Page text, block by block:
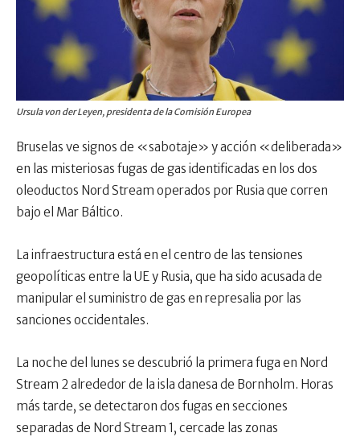
Ursula von der Leyen, presidenta de la Comisión Europea
Bruselas ve signos de «sabotaje» y acción «deliberada»
en las misteriosas fugas de gas identificadas en los dos
oleoductos Nord Stream operados por Rusia que corren
bajo el Mar Báltico.
La infraestructura está en el centro de las tensiones
geopolíticas entre la UE y Rusia, que ha sido acusada de
manipular el suministro de gas en represalia por las
sanciones occidentales.
La noche del lunes se descubrió la primera fuga en Nord
Stream 2 alrededor de la isla danesa de Bornholm. Horas
más tarde, se detectaron dos fugas en secciones
separadas de Nord Stream 1, cercade las zonas